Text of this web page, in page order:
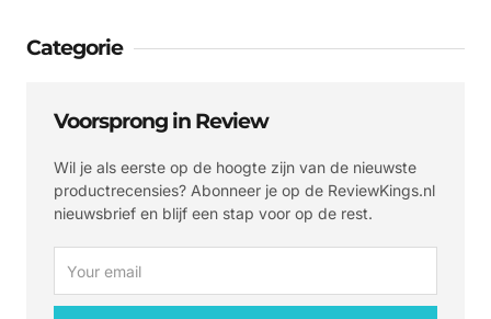
Categorie
Voorsprong in Review
Wil je als eerste op de hoogte zijn van de nieuwste
productrecensies? Abonneer je op de ReviewKings.nl
nieuwsbrief en blijf een stap voor op de rest.